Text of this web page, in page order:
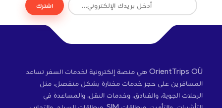
اشترك
OrientTrips OÜ هي منصة إلكترونية لخدمات السفر تساعد
المسافرين على حجز خدمات مختارة بشكل منفصل، مثل
الرحلات الجوية، والفنادق، وخدمات النقل، والمساعدة في